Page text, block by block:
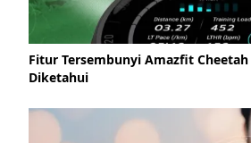
Fitur Tersembunyi Amazfit
Diketahui